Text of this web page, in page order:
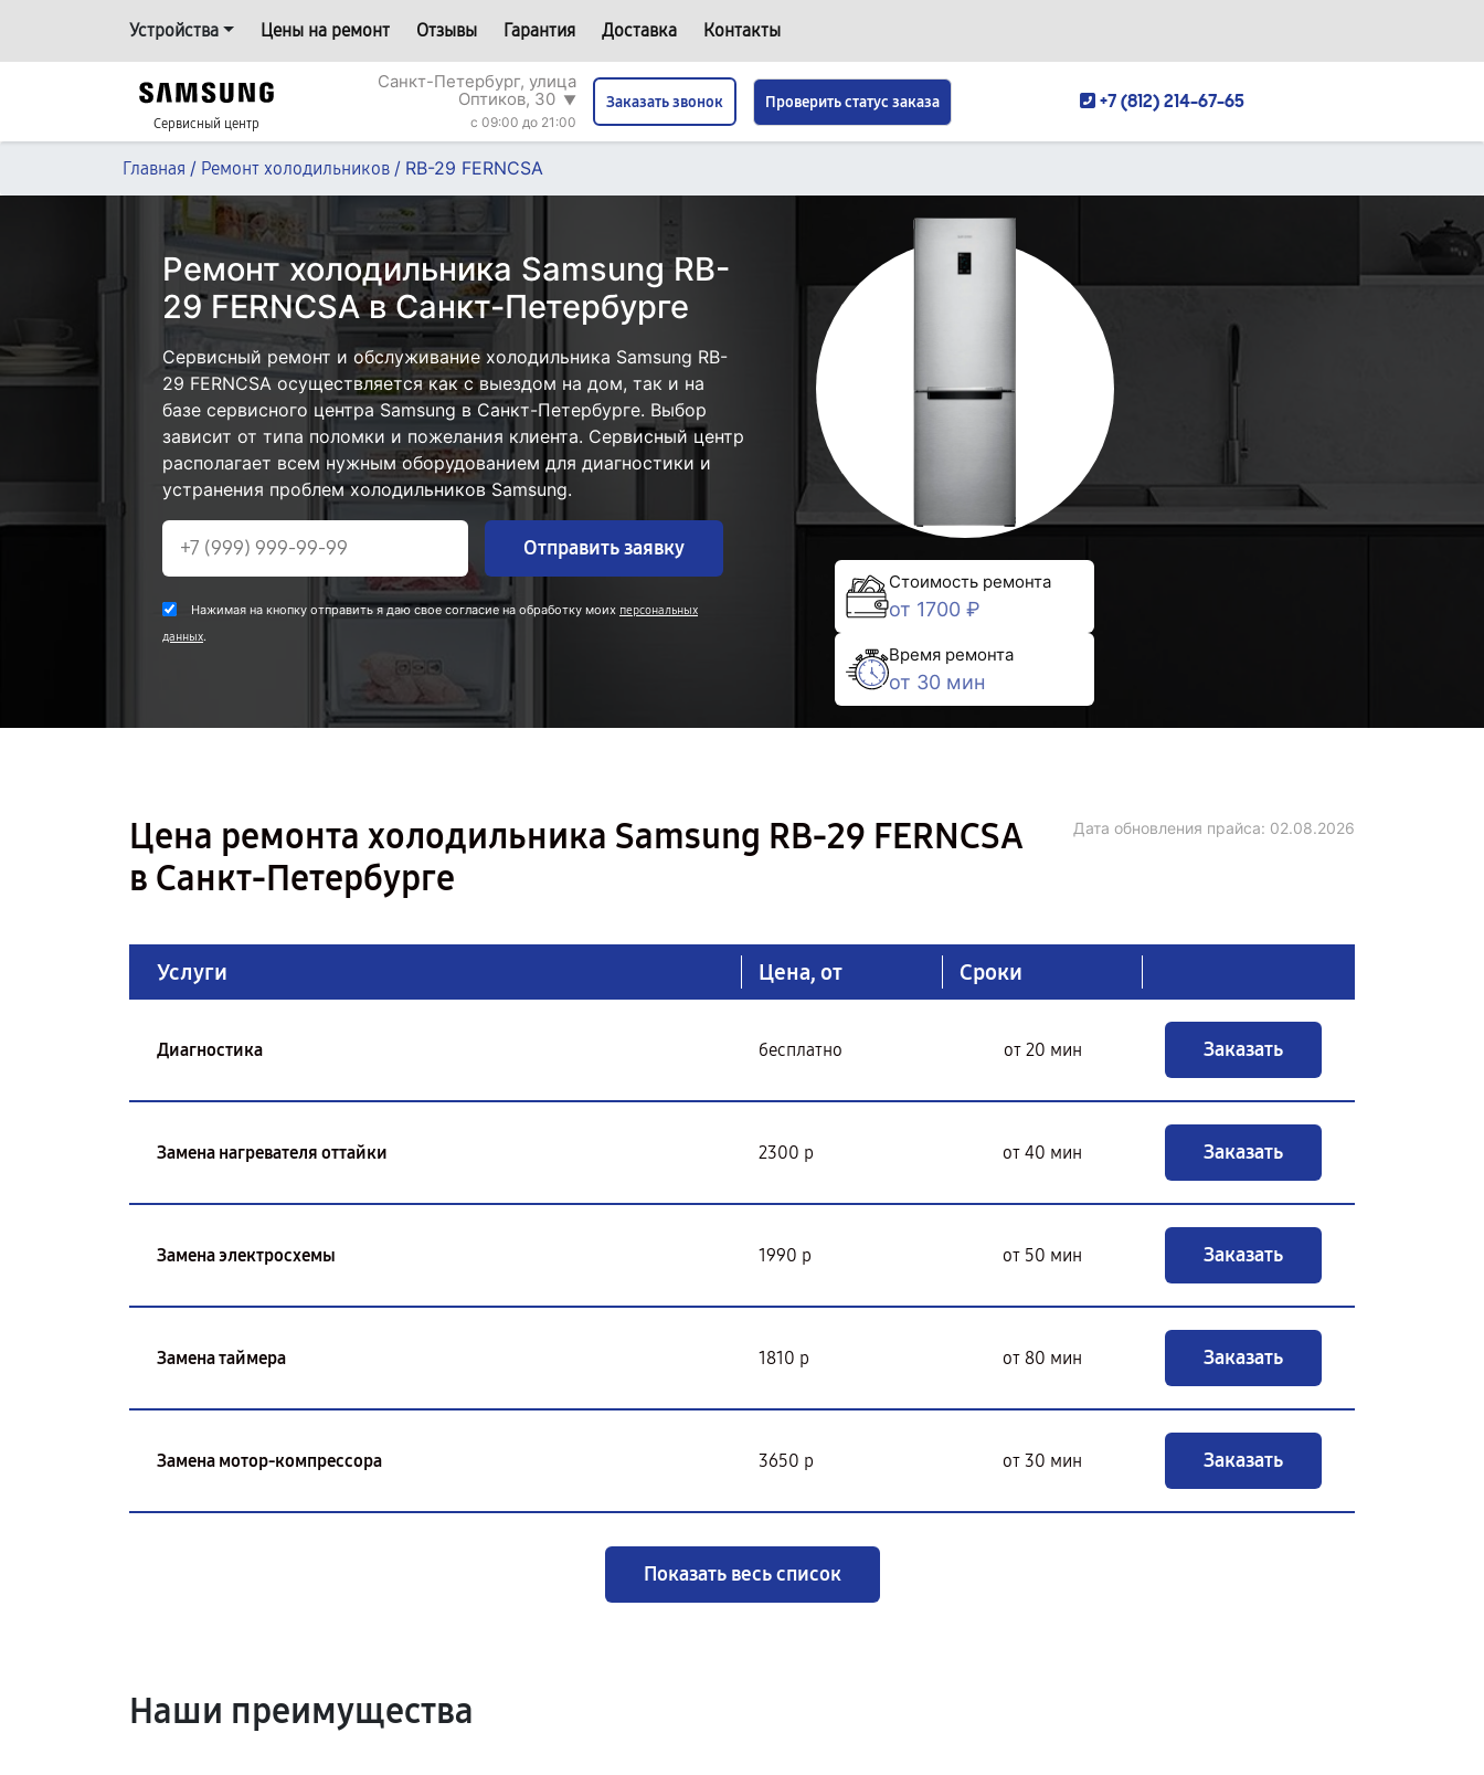
Устройства Цены на ремонт Отзывы Гарантия Доставка Контакты
Сервисный центр
Санкт-Петербург, улица
Оптиков, 30 ▼
c 09:00 до 21:00
Заказать звонок Проверить статус заказа +7 (812) 214-67-65
Главная / Ремонт холодильников / RB-29 FERNCSA
Ремонт холодильника Samsung RB-
29 FERNCSA в Санкт-Петербурге
Сервисный ремонт и обслуживание холодильника Samsung RB-
29 FERNCSA осуществляется как с выездом на дом, так и на
базе сервисного центра Samsung в Санкт-Петербурге. Выбор
зависит от типа поломки и пожелания клиента. Сервисный центр
располагает всем нужным оборудованием для диагностики и
устранения проблем холодильников Samsung.
Отправить заявку
Нажимая на кнопку отправить я даю свое согласие на обработку моих персональных
данных.
Стоимость ремонта
от 1700 ₽
Время ремонта
от 30 мин
Цена ремонта холодильника Samsung RB-29 FERNCSA
в Санкт-Петербурге
Дата обновления прайса: 02.08.2026
Услуги Цена, от Сроки
Диагностика бесплатно от 20 мин Заказать
Замена нагревателя оттайки 2300 р от 40 мин Заказать
Замена электросхемы 1990 р от 50 мин Заказать
Замена таймера 1810 р от 80 мин Заказать
Замена мотор-компрессора 3650 р от 30 мин Заказать
Показать весь список
Наши преимущества